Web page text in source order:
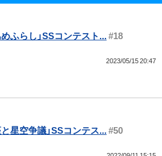
めふらし」SSコンテスト...#18
2023/05/15 20:47
と星空争議」SSコンテス...#50